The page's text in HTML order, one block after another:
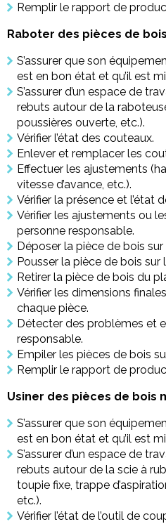
Remplir le rapport de
Raboter des pièces de
S’assurer que son
est en bon état et qu’il est
S’assurer d’un espace de
rebuts autour de la
poussières ouverte, etc.).
Vérifier l’état des couteaux.
Enlever et remplacer les
Effectuer les ajustements
vitesse d’avance, etc.).
Vérifier la présence et l’état
Vérifier les ajustements ou
personne responsable.
Déposer la pièce de bois
Pousser la pièce de bois sur
Retirer la pièce de bois du
Vérifier les dimensions
chaque pièce.
Détecter des problèmes et
responsable.
Empiler les pièces de bois
Remplir le rapport de
Usiner des pièces de bois
S’assurer que son
est en bon état et qu’il est
S’assurer d’un espace de
rebuts autour de la scie à
toupie fixe, trappe
etc.).
Vérifier l’état de l’outil de